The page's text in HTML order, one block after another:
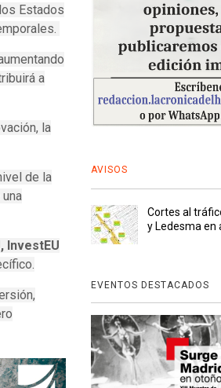
Estados
a
la
de la
InvestEU
AVISOS
Cortes al
y Ledesma en
EVENTOS DESTACADOS